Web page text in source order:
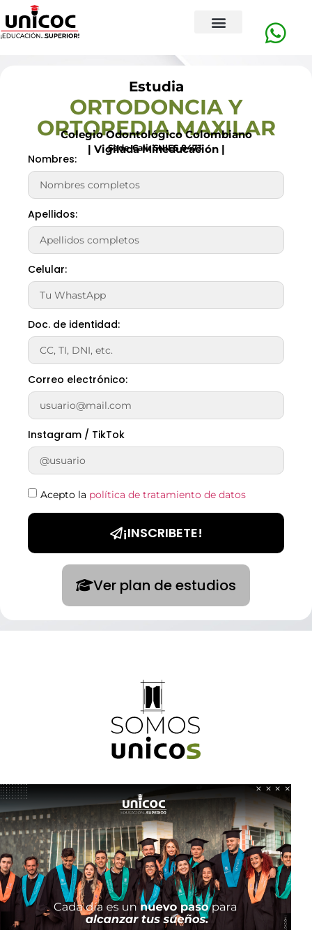
Estudia
ORTODONCIA Y
ORTOPEDIA MAXILAR
Colegio Odontológico Colombiano
| Vigilada Mineducación |
Sede Cali:SNIES 8473
Nombres:
Apellidos:
Celular:
Doc. de identidad:
Correo electrónico:
Instagram / TikTok
Acepto la política de tratamiento de datos
¡INSCRIBETE!
Ver plan de estudios